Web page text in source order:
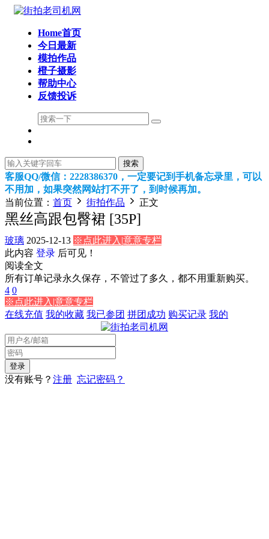
Home首页
今日最新
模拍作品
橙子摄影
帮助中心
反馈投诉
搜索
客服QQ/微信：2228386370，一定要记到手机备忘录里，可以
不用加，如果突然网站打不开了，到时候再加。
当前位置： 首页 街拍作品 正文
黑丝高跟包臀裙 [35P]
玻璃 2025-12-13 ※点此进入|意意专栏
此内容 登录 后可见！
阅读全文
所有订单记录永久保存，不管过了多久，都不用重新购买。
4 0
※点此进入|意意专栏
在线充值 我的收藏 我已参团 拼团成功 购买记录 我的
没有账号？ 注册 忘记密码？